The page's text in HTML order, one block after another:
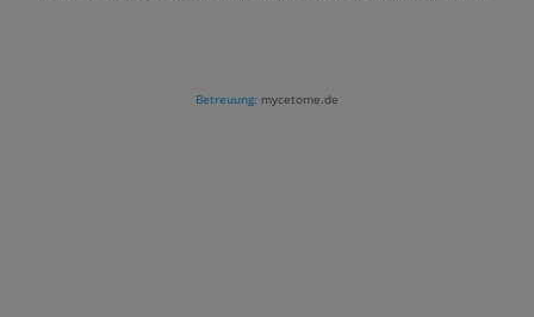
Betreuung: mycetome.de